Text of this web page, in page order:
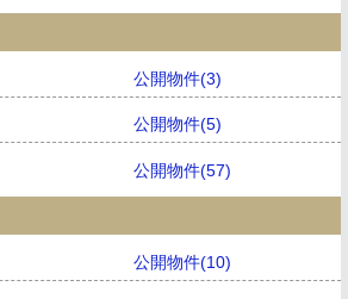
公開物件(3)
公開物件(5)
公開物件(57)
公開物件(10)